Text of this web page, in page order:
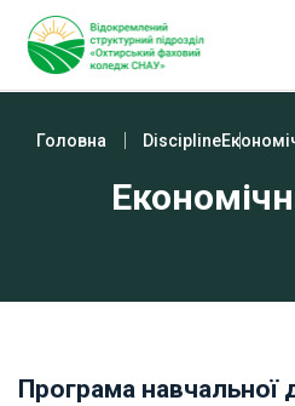
content
Головна Discipline
Програма навчальної